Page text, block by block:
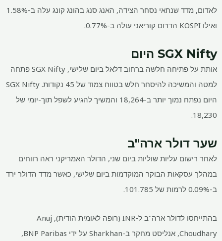
לאדום, מדד שנחאי נסחר הצידה, האנג סנג בהונג קונג עלה ב-1.58%
ואילו KOSPI הדרום קוריאני עולה ב-0.77%.
SGX Nifty היום
אותת על פתיחה חלשה ברחוב דלאל ביום שלישי, SGX Nifty פתחה
למטה והמשיכה להיסחר חלש בטווח צמוד של 45 נקודות. SGX Nifty
היום נפתח נמוך יותר ב-18,264 והמשיך להגיע לשפל תוך-יומי של
18,230.
שער דולר ארה"ב
לאחר רישום עליות שוליות ביום שני, הדולר האמריקני ראה רווחים
במהלך עסקאות הבוקר המוקדמות ביום שלישי, כאשר מדד הדולר ירד
ב-0.09% לרמות של 101.785.
בהתייחסו לדולר ארה"ב ל-INR (רופה לאומית הודית), Anuj
Choudhary, אנליסט מחקר ב-Sharkhan על ידי BNP Paribas,